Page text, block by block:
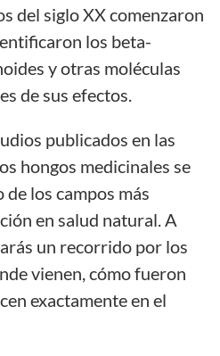
del siglo XX comenzaron
los beta-
y otras moléculas
de sus efectos.
publicados en las
hongos medicinales se
los campos más
en salud natural. A
un recorrido por los
vienen, cómo fueron
exactamente en el